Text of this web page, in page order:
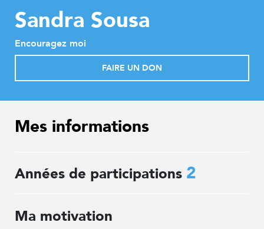
Sandra Sousa
Encouragez moi
FAIRE UN DON
Mes informations
Années de participations 2
Ma motivation